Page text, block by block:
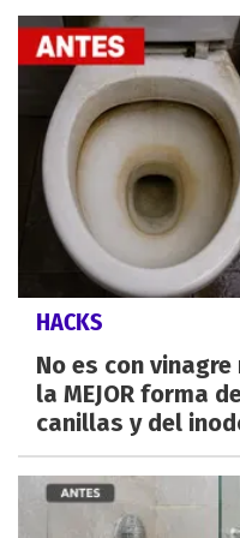
HACKS
No es con
la MEJOR forma
canillas y del